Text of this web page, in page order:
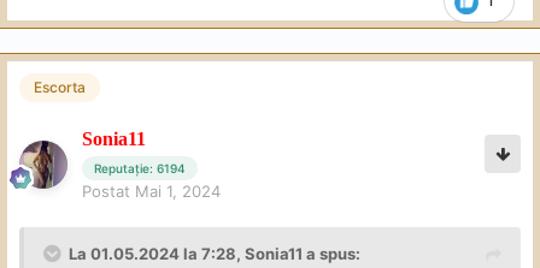
Escorta
Sonia11
Reputație: 6194
Postat Mai 1, 2024
La 01.05.2024 la 7:28, Sonia11 a spus: